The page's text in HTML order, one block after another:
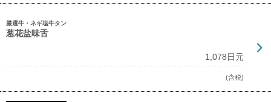
厳選牛・ネギ塩牛タン
葱花盐味舌
1,078日元
(含税)